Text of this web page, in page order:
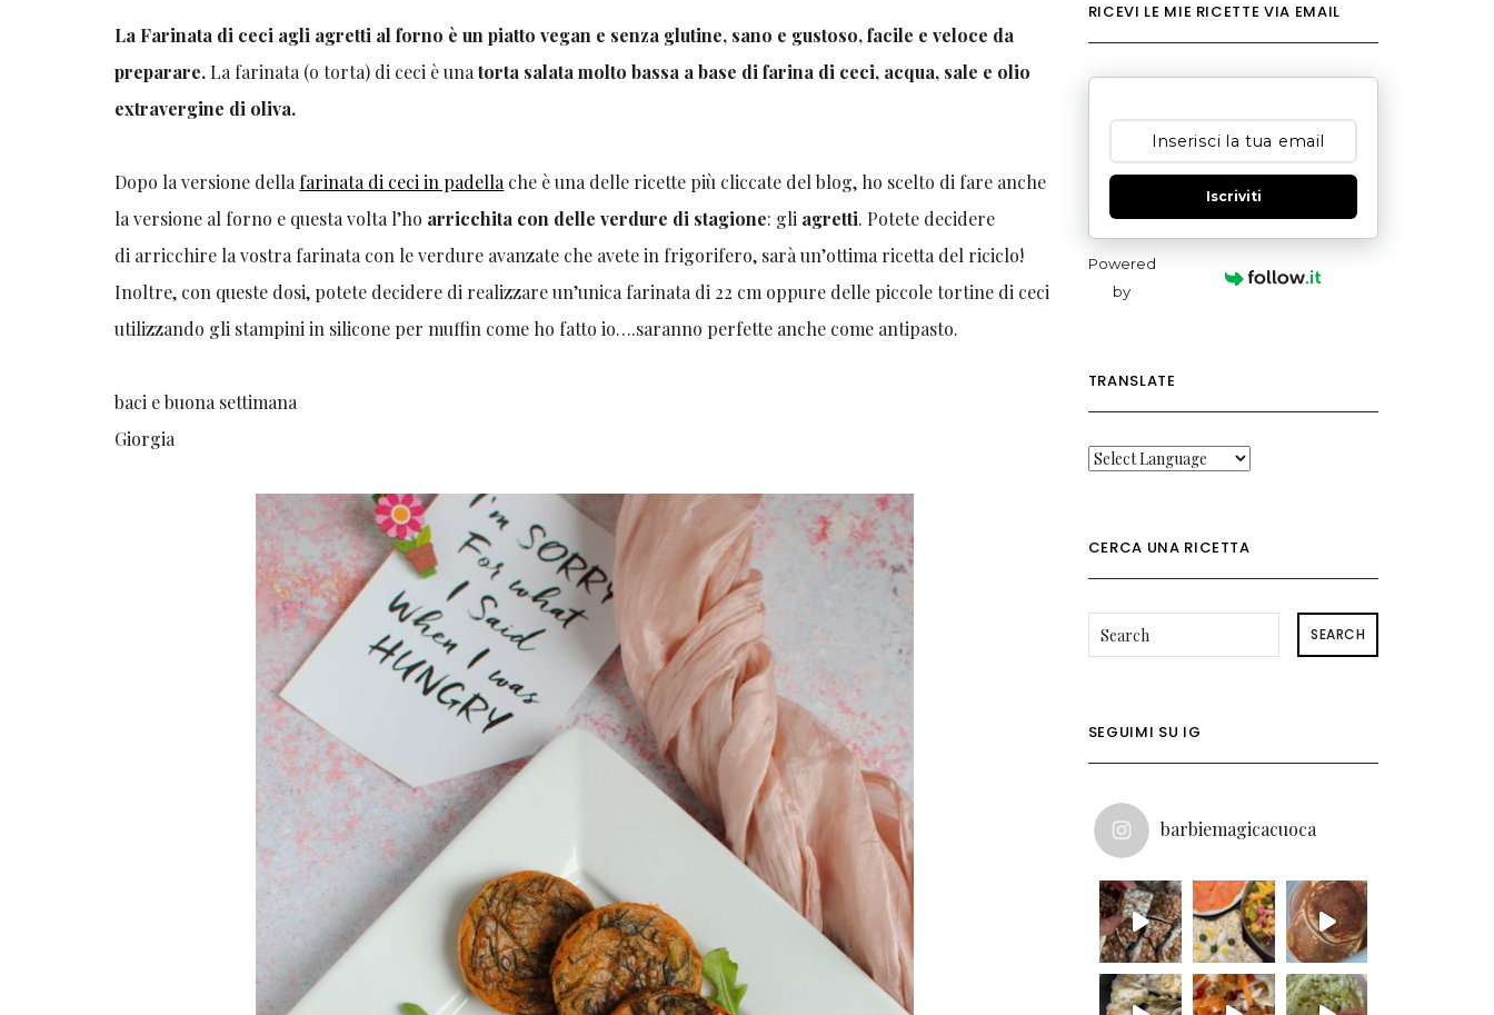
La Farinata di ceci agli agretti al forno è un piatto vegan e senza glutine, sano e gustoso, facile e veloce da
preparare.La farinata (o torta) di ceci è unatorta salata molto bassa a base di farina di ceci, acqua, sale e olio
extravergine di oliva.
Dopo la versione dellafarinata di ceci in padellache è una delle ricette più cliccate del blog, ho scelto di fare anche
la versione al forno e questa volta l’ho arricchita con delle verdure di stagione: gli agretti. Potete decidere
di arricchire la vostra farinata con le verdure avanzate che avete in frigorifero, sarà un’ottima ricetta del riciclo!
Inoltre, con queste dosi, potete decidere di realizzare un’unica farinata di 22 cm oppure delle piccole tortine di ceci
utilizzando gli stampini in silicone per muffin come ho fatto io….saranno perfette anche come antipasto.
baci e buona settimana
Giorgia
RICEVI LE MIE RICETTE VIA EMAIL
Iscriviti
Powered
by
TRANSLATE
CERCA UNA RICETTA
SEARCH
SEGUIMI SU IG
barbiemagicacuoca